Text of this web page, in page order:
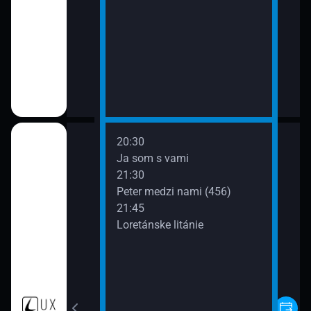
20:30
Ja som s vami
21:30
Peter medzi nami (456)
21:45
Loretánske litánie